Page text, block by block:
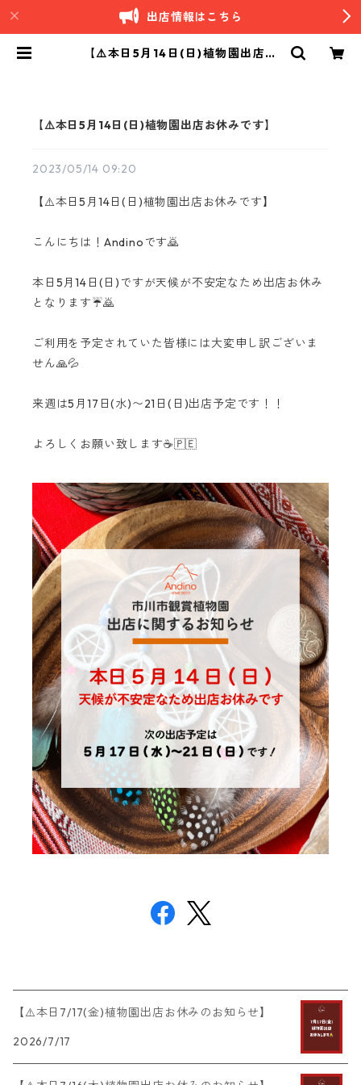
出店情報はこちら
【⚠️本日5月14日(日)植物園出店お
【⚠️本日5月14日(日)植物園出店お休みです】
2023/05/14 09:20
【⚠️本日5月14日(日)植物園出店お休みです】
こんにちは！Andinoです🙇
本日5月14日(日)ですが天候が不安定なため出店お休み
となります☔️🙇
ご利用を予定されていた皆様には大変申し訳ございま
せん🙏💦
来週は5月17日(水)〜21日(日)出店予定です！！
よろしくお願い致します☕️🇵🇪
【⚠️本日7/17(金)植物園出店お休みのお知らせ】
2026/7/17